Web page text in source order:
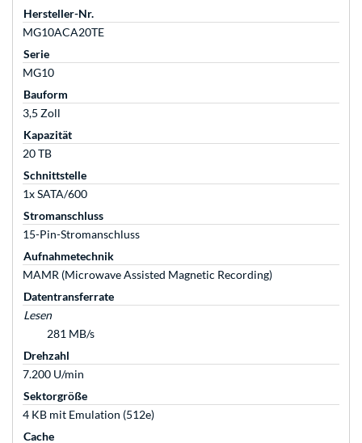
Hersteller-Nr.
MG10ACA20TE
Serie
MG10
Bauform
3,5 Zoll
Kapazität
20 TB
Schnittstelle
1x SATA/600
Stromanschluss
15-Pin-Stromanschluss
Aufnahmetechnik
MAMR (Microwave Assisted Magnetic Recording)
Datentransferrate
Lesen
281 MB/s
Drehzahl
7.200 U/min
Sektorgröße
4 KB mit Emulation (512e)
Cache